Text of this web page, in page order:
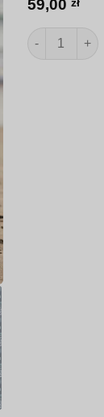
59,00 zł
ilość